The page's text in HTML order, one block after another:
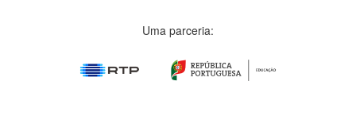
Uma parceria: